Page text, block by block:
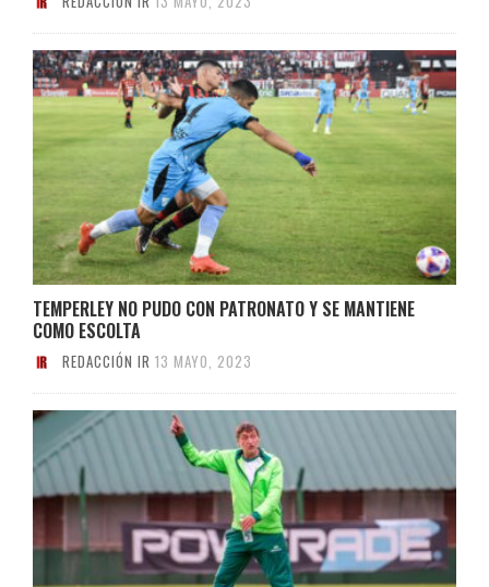
TEMPERLEY NO PUDO CON PATRONATO Y SE MANTIENE
COMO ESCOLTA
REDACCIÓN IR 13 MAYO, 2023